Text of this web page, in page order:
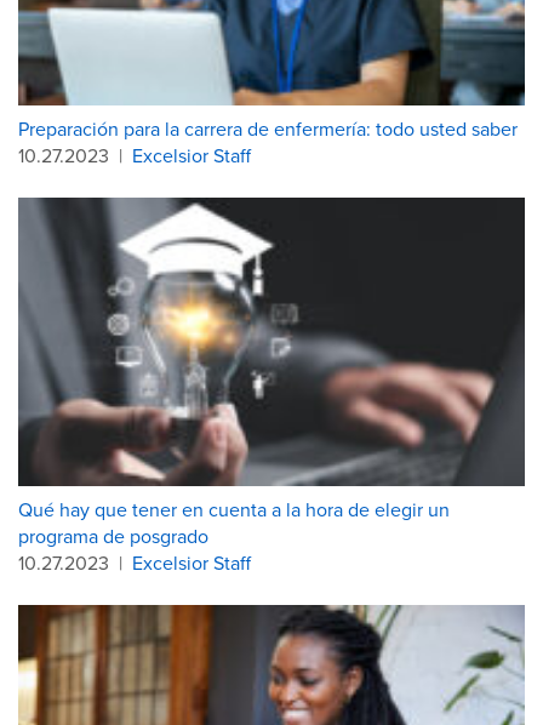
Preparación para la carrera de enfermería: todo usted saber
10.27.2023 | Excelsior Staff
Qué hay que tener en cuenta a la hora de elegir un
programa de posgrado
10.27.2023 | Excelsior Staff